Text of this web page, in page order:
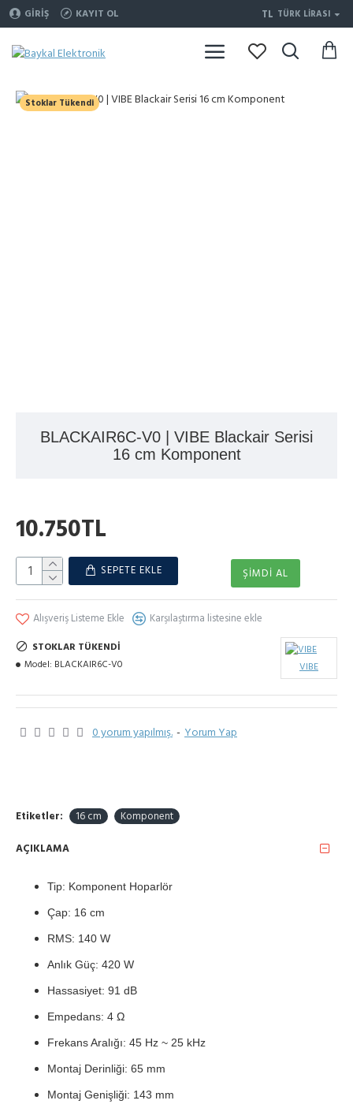
GIRIŞ KAYIT OL TL TÜRK LIRASI
Stoklar Tükendi
BLACKAIR6C-V0 | VIBE Blackair Serisi
16 cm Komponent
STOKLAR TÜKENDI
Model: BLACKAIR6C-V0 VIBE
0 yorum yapılmış. - Yorum Yap
10.750TL
SEPETE EKLE ŞIMDI AL
Alışveriş Listeme Ekle Karşılaştırma listesine ekle
Etiketler: 16 cm Komponent
AÇIKLAMA
Tip: Komponent Hoparlör
Çap: 16 cm
RMS: 140 W
Anlık Güç: 420 W
Hassasiyet: 91 dB
Empedans: 4 Ω
Frekans Aralığı: 45 Hz ~ 25 kHz
Montaj Derinliği: 65 mm
Montaj Genişliği: 143 mm